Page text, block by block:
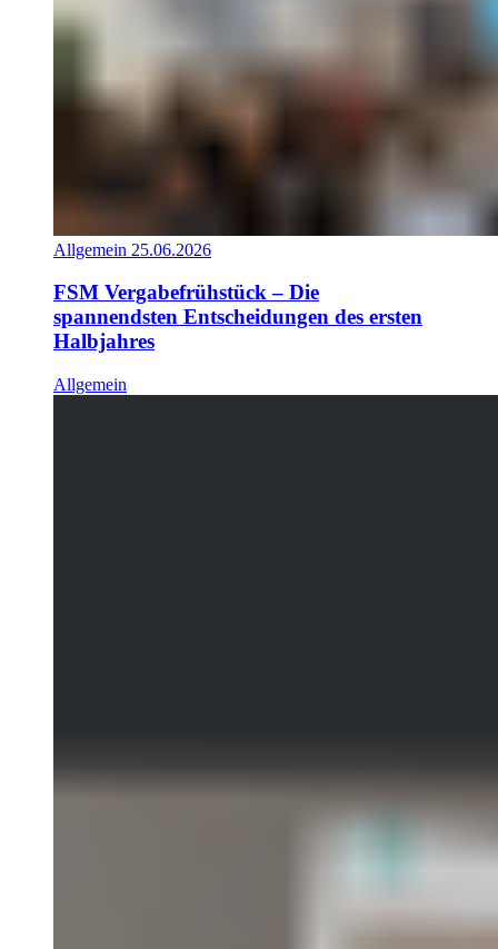
Allgemein 25.06.2026
FSM Vergabefrühstück – Die
spannendsten Entscheidungen des ersten
Halbjahres
Allgemein